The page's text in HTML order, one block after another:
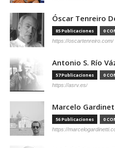
Óscar Tenreiro
85 Publicaciones 0
https://oscartenreiro.com/
Antonio S. Río
57 Publicaciones 0
https://asrv.es/
Marcelo
56 Publicaciones 0
https://